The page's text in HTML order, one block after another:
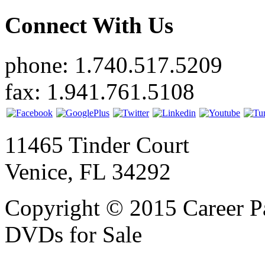
Connect With Us
phone: 1.740.517.5209
fax: 1.941.761.5108
11465 Tinder Court
Venice, FL 34292
Copyright © 2015 Career
DVDs for Sale